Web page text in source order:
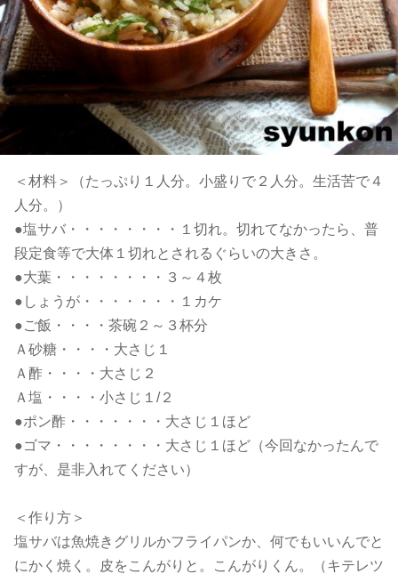
＜材料＞（たっぷり１人分。小盛りで２人分。生活苦で４
人分。）
●塩サバ・・・・・・・・１切れ。切れてなかったら、普
段定食等で大体１切れとされるぐらいの大きさ。
●大葉・・・・・・・・３～４枚
●しょうが・・・・・・・１カケ
●ご飯・・・・茶碗２～３杯分
Ａ砂糖・・・・大さじ１
Ａ酢・・・・大さじ２
Ａ塩・・・・小さじ１/２
●ポン酢・・・・・・・大さじ１ほど
●ゴマ・・・・・・・・大さじ１ほど（今回なかったんで
すが、是非入れてください）
＜作り方＞
塩サバは魚焼きグリルかフライパンか、何でもいいんでと
にかく焼く。皮をこんがりと。こんがりくん。（キテレツ